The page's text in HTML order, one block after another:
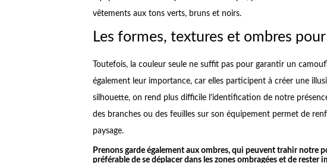
vêtements aux tons verts, bruns et noirs.
Les formes, textures et ombres
Toutefois, la couleur seule ne suffit pas pour garantir un
également leur importance, car elles participent à créer une
silhouette, on rend plus difficile l’identification de notre
des branches ou des feuilles sur son équipement permet de
paysage.
Prenons garde également aux ombres, qui peuvent trahir notre
préférable de se déplacer dans les zones ombragées et de rester